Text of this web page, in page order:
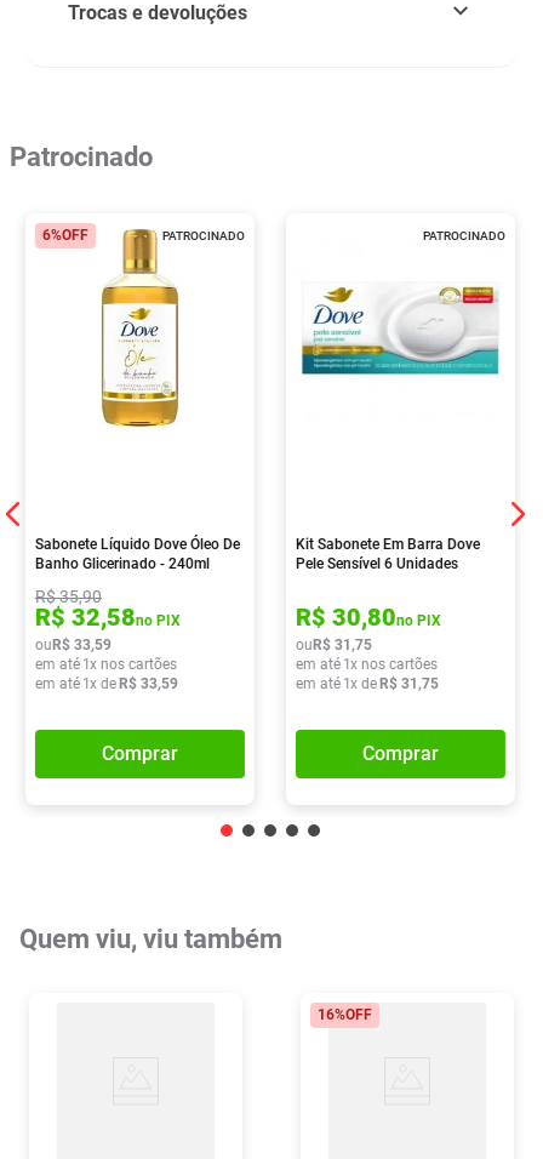
Trocas e devoluções
Patrocinado
PATROCINADO
6%OFF
Sabonete Líquido Dove Óleo De
Banho Glicerinado - 240ml
R$35,90
R$ 32,58no PIX
ou R$ 33,59
em até 1x nos cartões
em até 1x de R$ 33,59
Comprar
PATROCINADO
Kit Sabonete Em Barra Dove
Pele Sensível 6 Unidades
R$ 30,80no PIX
ou R$ 31 ,75
em até 1x nos cartões
em até 1x de R$ 31 ,75
Comprar
Quem viu, viu também
16%OFF